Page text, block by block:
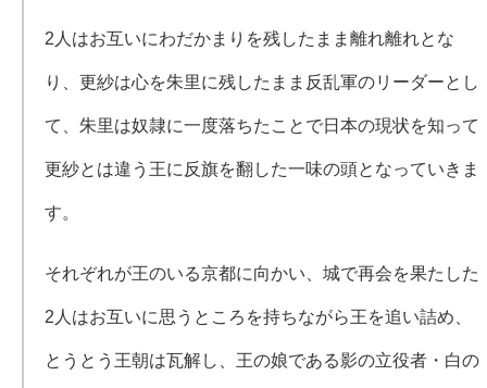
2人はお互いにわだかまりを残したまま離れ離れとな
り、更紗は心を朱里に残したまま反乱軍のリーダーとし
て、朱里は奴隷に一度落ちたことで日本の現状を知って
更紗とは違う王に反旗を翻した一味の頭となっていきま
す。
それぞれが王のいる京都に向かい、城で再会を果たした
2人はお互いに思うところを持ちながら王を追い詰め、
とうとう王朝は瓦解し、王の娘である影の立役者・白の